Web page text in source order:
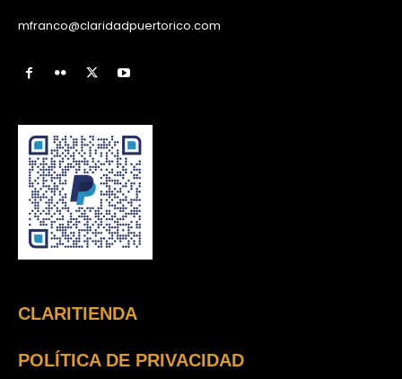
mfranco@claridadpuertorico.com
CLARITIENDA
POLÍTICA DE PRIVACIDAD